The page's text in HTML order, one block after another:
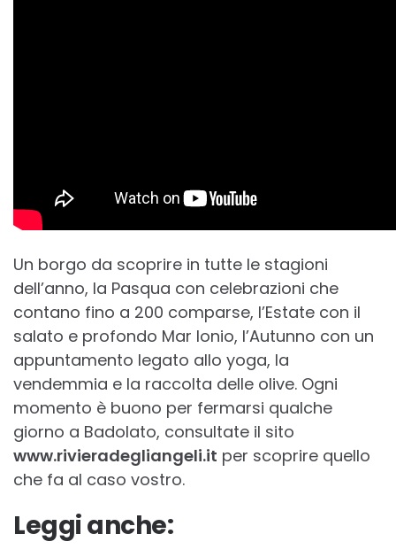
Un borgo da scoprire in tutte le stagioni
dell’anno, la Pasqua con celebrazioni che
contano fino a 200 comparse, l’Estate con il
salato e profondo Mar Ionio, l’Autunno con un
appuntamento legato allo yoga, la
vendemmia e la raccolta delle olive. Ogni
momento è buono per fermarsi qualche
giorno a Badolato, consultate il sito
www.rivieradegliangeli.it per scoprire quello
che fa al caso vostro.
Leggi anche: